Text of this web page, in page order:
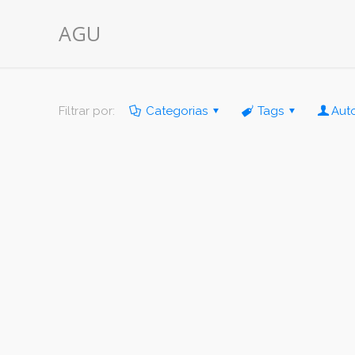
AGU
Filtrar por: Categorias Tags